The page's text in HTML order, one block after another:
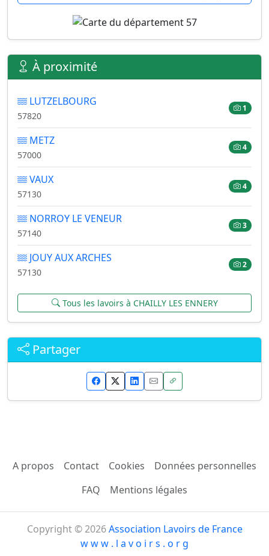
À proximité
LUTZELBOURG
57820
1
METZ
57000
4
VAUX
57130
4
NORROY LE VENEUR
57140
3
JOUY AUX ARCHES
57130
2
Tous les lavoirs à CHAILLY LES ENNERY
Partager
A propos Contact Cookies
Données personnelles
FAQ
Mentions légales
Copyright © 2026Association Lavoirs de France
w w w . l a v o i r s . o r g